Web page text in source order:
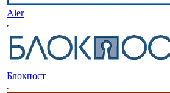
Aler
Блокпост